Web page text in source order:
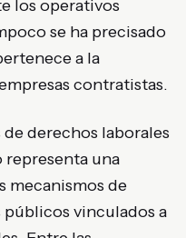
los operativos
se ha precisado
a la
contratistas.
derechos laborales
una
mecanismos de
vinculados a